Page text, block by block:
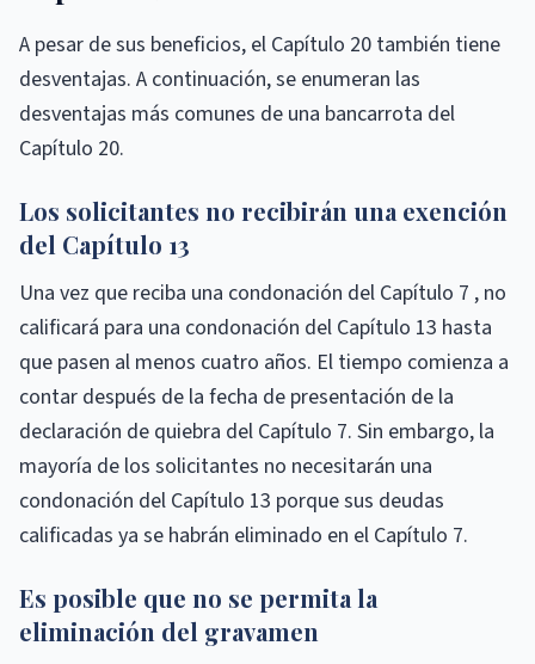
A pesar de sus beneficios, el Capítulo 20 también tiene
desventajas. A continuación, se enumeran las
desventajas más comunes de una bancarrota del
Capítulo 20.
Los solicitantes no recibirán una exención
del Capítulo 13
Una vez que reciba una condonación del Capítulo 7 , no
calificará para una condonación del Capítulo 13 hasta
que pasen al menos cuatro años. El tiempo comienza a
contar después de la fecha de presentación de la
declaración de quiebra del Capítulo 7. Sin embargo, la
mayoría de los solicitantes no necesitarán una
condonación del Capítulo 13 porque sus deudas
calificadas ya se habrán eliminado en el Capítulo 7.
Es posible que no se permita la
eliminación del gravamen